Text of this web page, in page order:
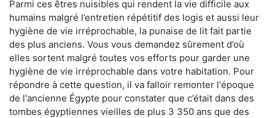
Parmi ces êtres nuisibles qui rendent la vie difficile aux
humains malgré l’entretien répétitif des logis et aussi leur
hygiène de vie irréprochable, la punaise de lit fait partie
des plus anciens. Vous vous demandez sûrement d’où
elles sortent malgré toutes vos efforts pour garder une
hygiène de vie irréprochable dans votre habitation. Pour
répondre à cette question, il va falloir remonter l'époque
de l'ancienne Égypte pour constater que c’était dans des
tombes égyptiennes vieilles de plus 3 350 ans que des